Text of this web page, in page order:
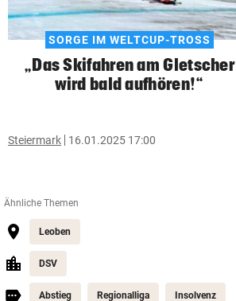
SORGE IM WELTCUP-TROSS
„Das Skifahren am Gletscher
wird bald aufhören!“
Steiermark 16.01.2025 17:00
Ähnliche Themen
Leoben
DSV
Abstieg Regionalliga Insolvenz